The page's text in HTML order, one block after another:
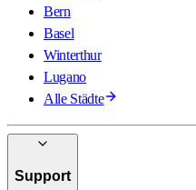
Bern
Basel
Winterthur
Lugano
Alle Städte
Support